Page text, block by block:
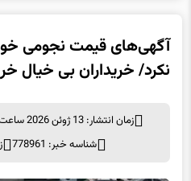
آگهی‌های قیمت نجومی
نکرد/ خریداران بی خیال
زمان انتشار: 13 ژوئن 2026 ساعت 19:10
شناسه خبر: 778961